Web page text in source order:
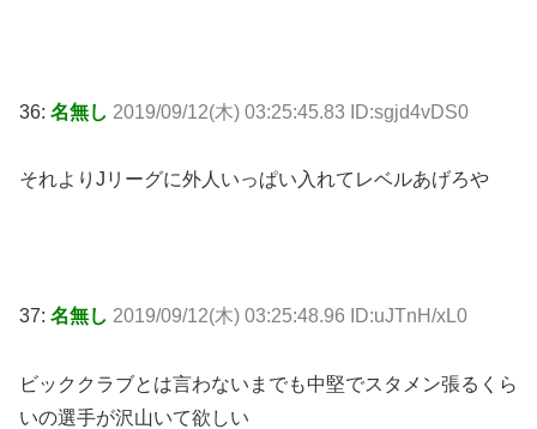
36: 名無し 2019/09/12(木) 03:25:45.83 ID:sgjd4vDS0
それよりJリーグに外人いっぱい入れてレベルあげろや
37: 名無し 2019/09/12(木) 03:25:48.96 ID:uJTnH/xL0
ビッククラブとは言わないまでも中堅でスタメン張るくら
いの選手が沢山いて欲しい